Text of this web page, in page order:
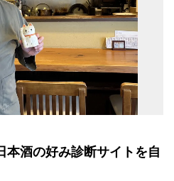
本酒の好み診断サイトを自